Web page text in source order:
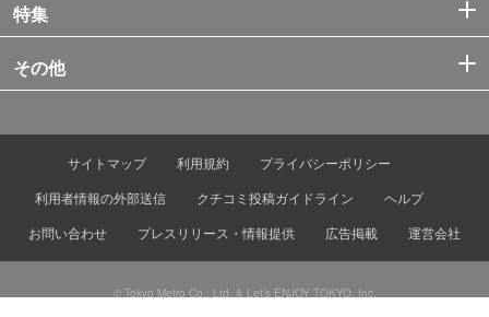
特集
その他
サイトマップ 利用規約
プライバシーポリシー
利用者情報の外部送信
クチコミ投稿ガイドライン
ヘルプ
お問い合わせ
プレスリリース・情報提供 広告掲載 運営会社
© Tokyo Metro Co., Ltd. & Let’s ENJOY TOKYO, Inc.